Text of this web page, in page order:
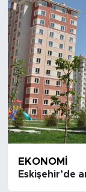
EKONOMI
Eskişehir’de